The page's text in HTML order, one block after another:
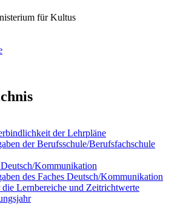
für Kultus
der Lehrpläne
der Berufsschule/Berufsfachschule
Kommunikation
des Faches Deutsch/Kommunikation
Lernbereiche und Zeitrichtwerte